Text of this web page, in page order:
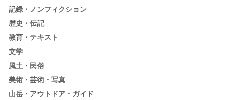
記録・ノンフィクション
歴史・伝記
教育・テキスト
文学
風土・民俗
美術・芸術・写真
山岳・アウトドア・ガイド